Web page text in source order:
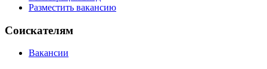
Разместить вакансию
Соискателям
Вакансии